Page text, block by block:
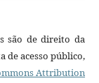
são de direito da
de acesso público,
Attribution